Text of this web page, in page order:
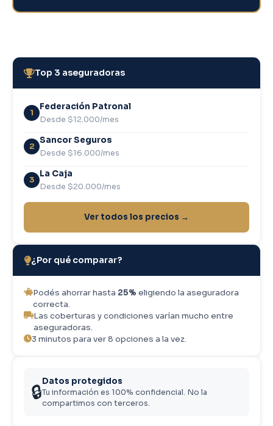
Top 3 aseguradoras
1
Federación Patronal
Desde $12.000/mes
2
Sancor Seguros
Desde $16.000/mes
3
La Caja
Desde $20.000/mes
Ver todos los precios →
¿Por qué comparar?
Podés ahorrar hasta 25% eligiendo la aseguradora
correcta.
Las coberturas y condiciones varían mucho entre
aseguradoras.
3 minutos para ver 8 opciones a la vez.
🔒Datos protegidos
Tu información es 100% confidencial. No la
compartimos con terceros.